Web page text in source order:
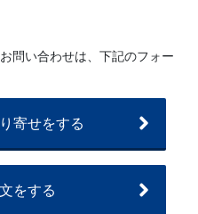
問い合わせは、下記のフォー
寄せをする
をする